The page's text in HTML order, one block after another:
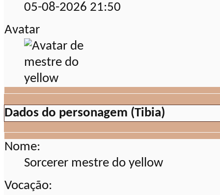
05-08-2026 21:50
Avatar
Dados do personagem (Tibia)
Nome:
Sorcerer mestre do yellow
Vocação: